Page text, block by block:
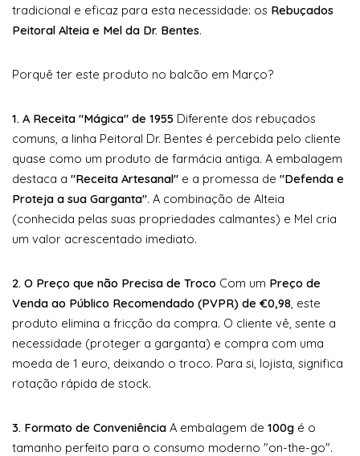
tradicional e eficaz para esta necessidade: os Rebuçados
Peitoral Alteia e Mel da Dr. Bentes.
Porquê ter este produto no balcão em Março?
1. A Receita "Mágica" de 1955 Diferente dos rebuçados
comuns, a linha Peitoral Dr. Bentes é percebida pelo cliente
quase como um produto de farmácia antiga. A embalagem
destaca a "Receita Artesanal" e a promessa de "Defenda e
Proteja a sua Garganta". A combinação de Alteia
(conhecida pelas suas propriedades calmantes) e Mel cria
um valor acrescentado imediato.
2. O Preço que não Precisa de Troco Com um Preço de
Venda ao Público Recomendado (PVPR) de €0,98 , este
produto elimina a fricção da compra. O cliente vê, sente a
necessidade (proteger a garganta) e compra com uma
moeda de 1 euro, deixando o troco. Para si, lojista, significa
rotação rápida de stock.
3. Formato de Conveniência A embalagem de 100g é o
tamanho perfeito para o consumo moderno "on-the-go".